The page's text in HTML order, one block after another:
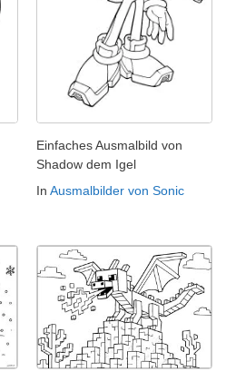
Einfaches Ausmalbild von
Shadow dem Igel
In Ausmalbilder von Sonic